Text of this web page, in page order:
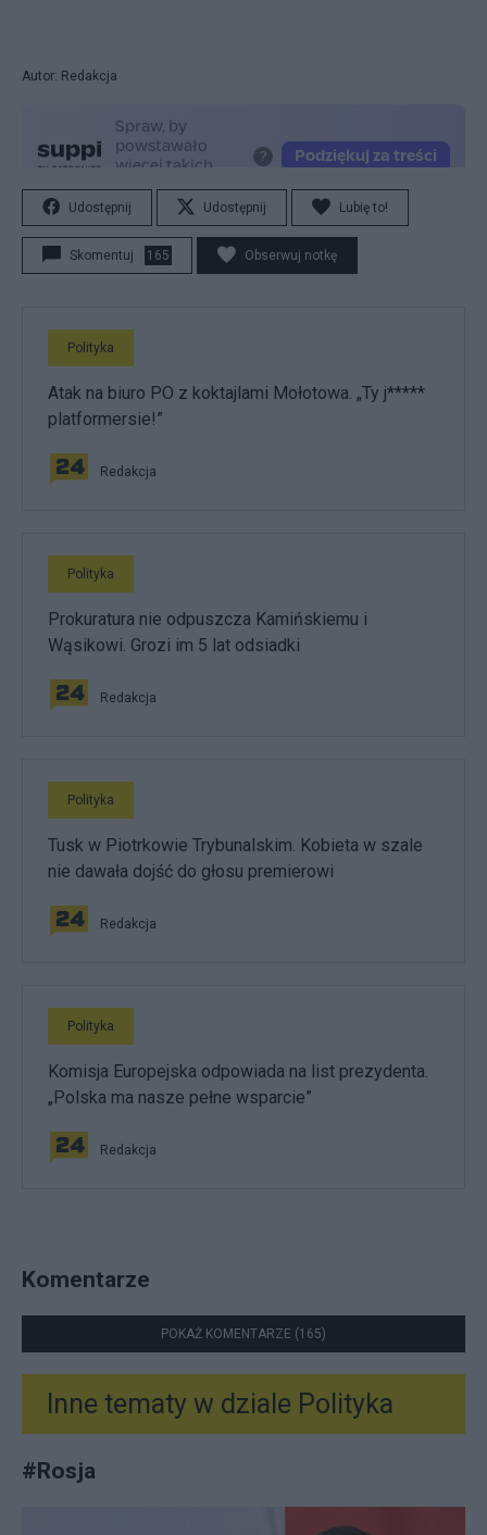
Autor: Redakcja
Udostępnij Udostępnij Lubię to!
Skomentuj 165 Obserwuj notkę
Polityka
Atak na biuro PO z koktajlami Mołotowa. „Ty j*****
platformersie!”
Redakcja
Polityka
Prokuratura nie odpuszcza Kamińskiemu i
Wąsikowi. Grozi im 5 lat odsiadki
Redakcja
Polityka
Tusk w Piotrkowie Trybunalskim. Kobieta w szale
nie dawała dojść do głosu premierowi
Redakcja
Polityka
Komisja Europejska odpowiada na list prezydenta.
„Polska ma nasze pełne wsparcie”
Redakcja
Komentarze
POKAŻ KOMENTARZE (165)
Inne tematy w dziale Polityka
#Rosja